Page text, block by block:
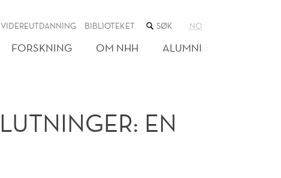
VIDEREUTDANNING BIBLIOTEKET SØK
NETTSTEDET
NO
FORSKNING OM NHH ALUMNI
EN